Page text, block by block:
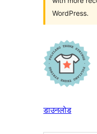
WordPress.
डाउनलोड